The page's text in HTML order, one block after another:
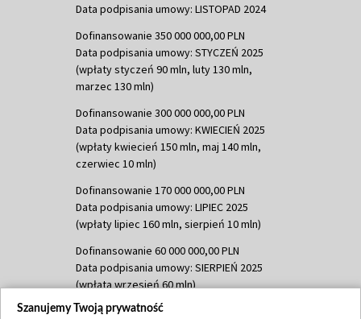
Data podpisania umowy: LISTOPAD 2024
Dofinansowanie 350 000 000,00 PLN
Data podpisania umowy: STYCZEŃ 2025
(wpłaty styczeń 90 mln, luty 130 mln,
marzec 130 mln)
Dofinansowanie 300 000 000,00 PLN
Data podpisania umowy: KWIECIEŃ 2025
(wpłaty kwiecień 150 mln, maj 140 mln,
czerwiec 10 mln)
Dofinansowanie 170 000 000,00 PLN
Data podpisania umowy: LIPIEC 2025
(wpłaty lipiec 160 mln, sierpień 10 mln)
Dofinansowanie 60 000 000,00 PLN
Data podpisania umowy: SIERPIEŃ 2025
(wpłata wrzesień 60 mln)
Dofinansowanie 635 783 051,21 PLN
Szanujemy Twoją prywatność